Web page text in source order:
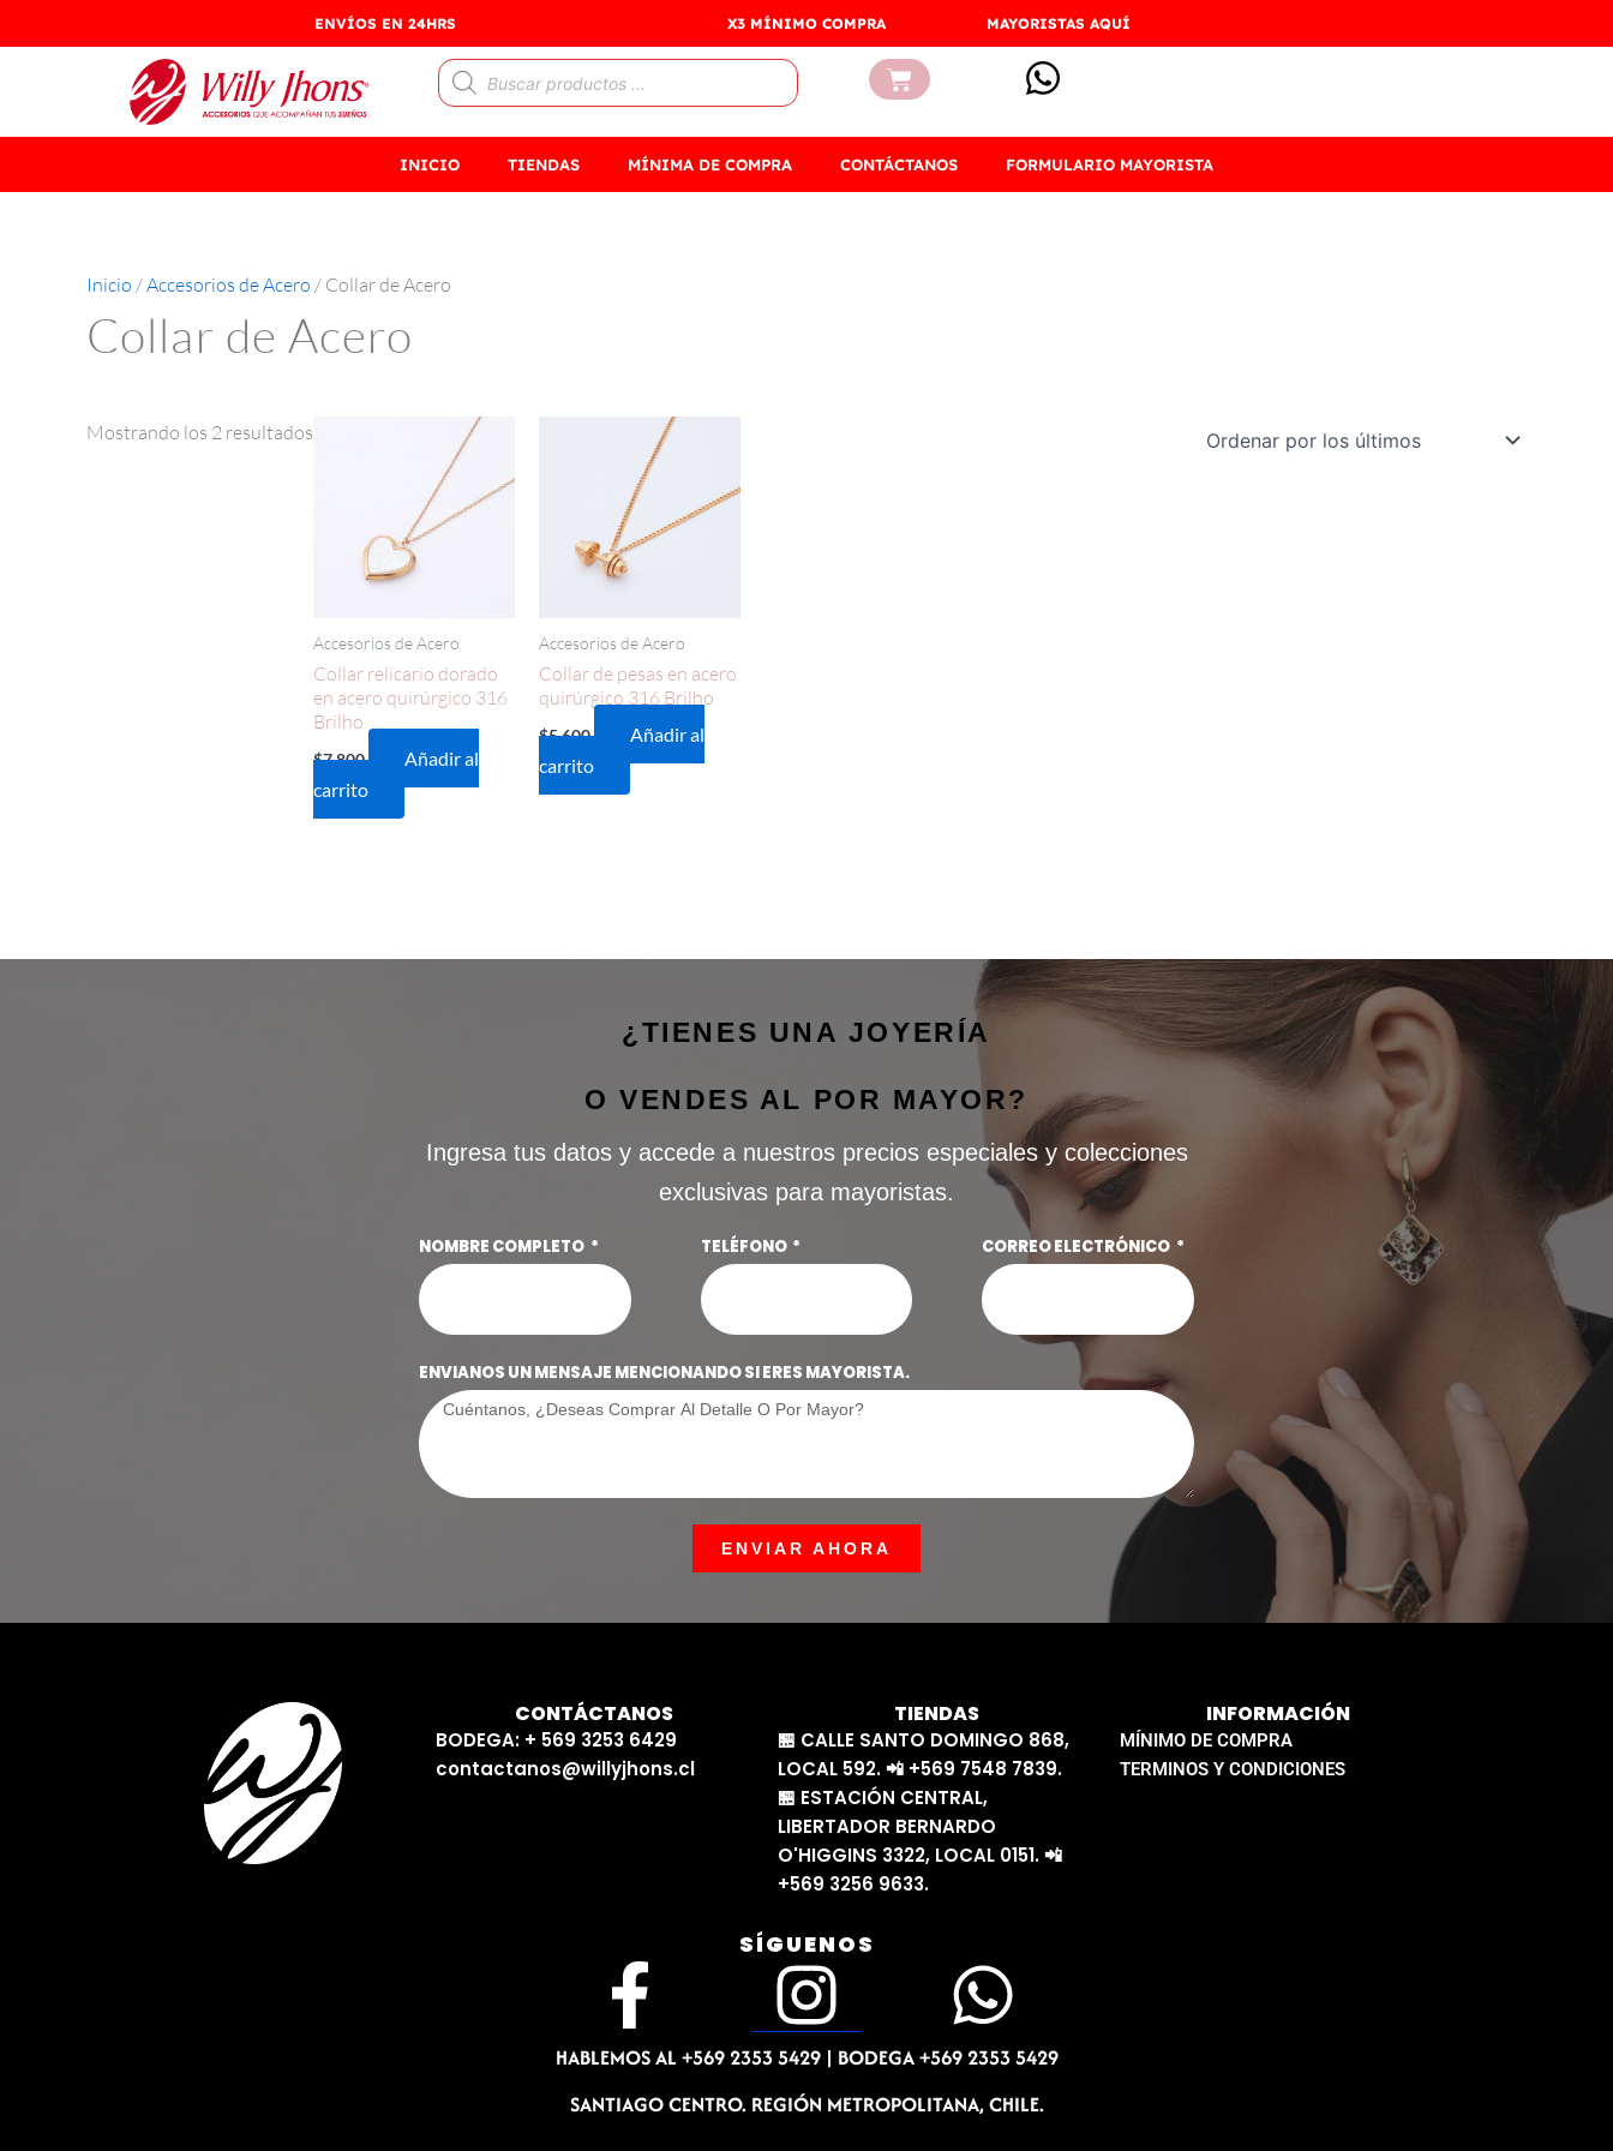
al
ENVÍOS EN 24HRS X3 MÍNIMO COMPRA MAYORISTAS AQUÍ
Búsqueda
de
Carrito
INICIO TIENDAS MÍNIMA DE COMPRA CONTÁCTANOS FORMULARIO MAYORISTA
Inicio /Accesorios de Acero / Collar de Acero
Collar de Acero
Mostrando los 2 resultados
Ordenado
por
los
últimos
Accesorios de Acero
Collar relicario dorado
en acero quirúrgico 316
Brilho
$7.800
Añadir al
carrito
Accesorios de Acero
Collar de pesas en acero
quirúrgico 316 Brilho
$5.600
Añadir al
carrito
¿TIENES UNA JOYERÍA
O VENDES AL POR MAYOR?
Ingresa tus datos y accede a nuestros precios especiales y colecciones
exclusivas para mayoristas.
NOMBRE COMPLETO TELÉFONO CORREO ELECTRÓNICO
ENVIANOS UN MENSAJE MENCIONANDO SI ERES MAYORISTA.
ENVIAR AHORA
CONTÁCTANOS
BODEGA: + 569 3253 6429
contactanos@willyjhons.cl
TIENDAS
🏪 CALLE SANTO DOMINGO 868,
LOCAL 592. 📲 +569 7548 7839.
🏪 ESTACIÓN CENTRAL,
LIBERTADOR BERNARDO
O'HIGGINS 3322, LOCAL 0151. 📲
+569 3256 9633.
INFORMACIÓN
MÍNIMO DE COMPRA
TERMINOS Y CONDICIONES
SÍGUENOS
F
a
c
I
n
s
W
h
a
HABLEMOS AL +569 2353 5429 | BODEGA +569 2353 5429
SANTIAGO CENTRO. REGIÓN METROPOLITANA, CHILE.